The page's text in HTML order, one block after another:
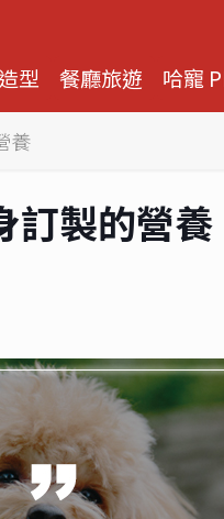
型 餐廳旅遊 哈寵
養
訂製的營養